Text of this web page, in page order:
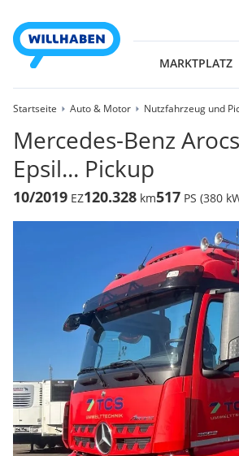
MARKTPLATZ
Startseite Auto & Motor Nutzfahrzeug und
Mercedes-Benz
Epsil... Pickup
10/2019 EZ120.328 km517 PS (380